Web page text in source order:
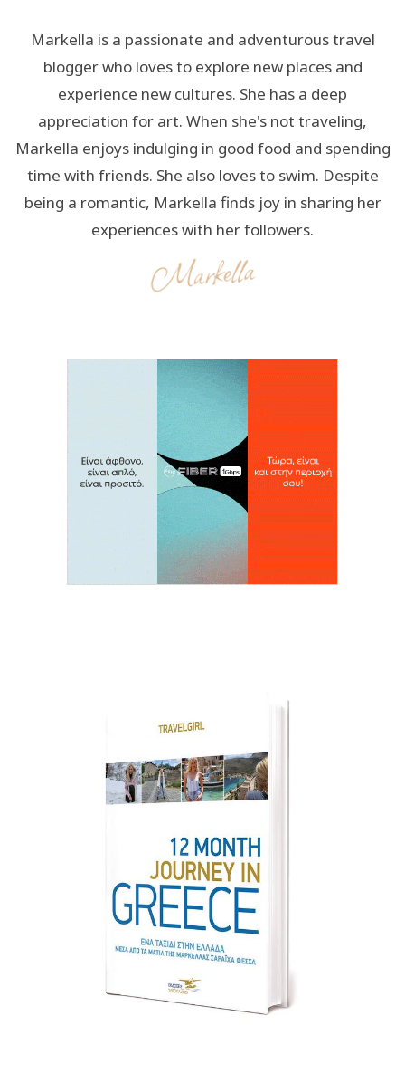
Markella is a passionate and adventurous travel
blogger who loves to explore new places and
experience new cultures. She has a deep
appreciation for art. When she's not traveling,
Markella enjoys indulging in good food and spending
time with friends. She also loves to swim. Despite
being a romantic, Markella finds joy in sharing her
experiences with her followers.